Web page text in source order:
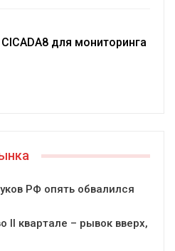
для мониторинга
РФ опять обвалился
II квартале – рывок вверх,